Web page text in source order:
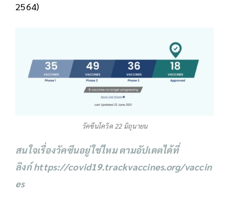
2564)
วัคซีนโควิด 22 มิถุนายน
สนใจเรื่องวัคซีนอยู่ใช่ไหม ตามอัปเดตได้ที่
ลิงก์https://covid19.trackvaccines.org/vaccin
es